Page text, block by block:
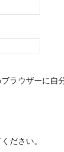
ラウザーに自
ださい。